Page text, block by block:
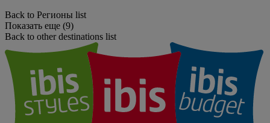
Back to Регионы list
Показать еще (9)
Back to other destinations list